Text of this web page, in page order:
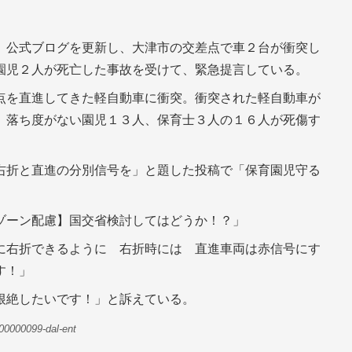
式ブログを更新し、大津市の交差点で車２台が衝突し
２人が死亡した事故を受けて、緊急提言している。
直進してきた軽自動車に衝突。衝突された軽自動車が
ち度がない園児１３人、保育士３人の１６人が死傷す
と直進の分別信号を」と題した投稿で「保育園児守る
ン配慮】国交省検討してはどうか！？」
右折できるように 右折時には 直進車両は赤信号にす
」
したいです！」と訴えている。
dal-ent